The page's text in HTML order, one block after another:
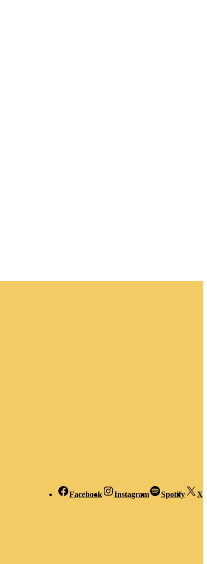
Facebook Instagram Spotify X